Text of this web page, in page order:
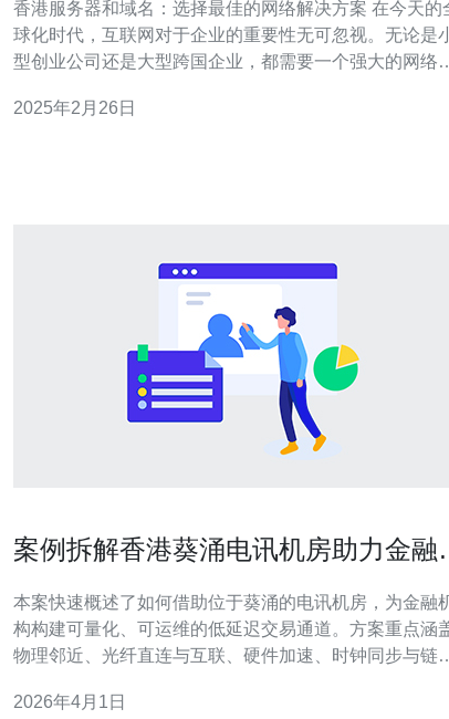
香港服务器和域名：选择最佳的网络解决方案 在今天的全
球化时代，互联网对于企业的重要性无可忽视。无论是
型创业公司还是大型跨国企业，都需要一个强大的网络
时，香港的服务器和域名是一个备受关注的选项。本文将
2025年2月26日
案例拆解香港葵涌电讯机房助力金融
本案快速概述了如何借助位于葵涌的电讯机房，为金融
构构建可量化、可运维的低延迟交易通道。方案重点涵
物理邻近、光纤直连与互联、硬件加速、时钟同步与链
响应时间降到可接受的最低值，从而提升撮合效率和交易
2026年4月1日